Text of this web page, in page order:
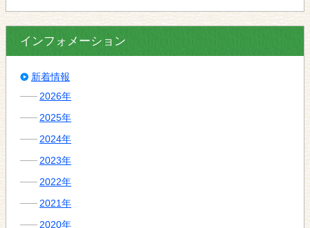
インフォメーション
新着情報
2026年
2025年
2024年
2023年
2022年
2021年
2020年